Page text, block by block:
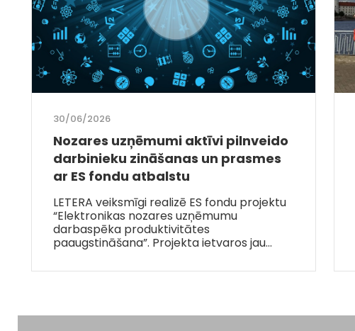
30/06/2026
Nozares uzņēmumi aktīvi pilnveido
darbinieku zināšanas un prasmes
ar ES fondu atbalstu
LETERA veiksmīgi realizē ES fondu projektu
“Elektronikas nozares uzņēmumu
darbaspēka produktivitātes
paaugstināšana”. Projekta ietvaros jau…